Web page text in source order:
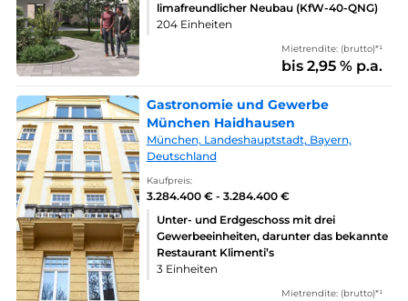
limafreundlicher Neubau (KfW-40-QNG)
204 Einheiten
Mietrendite: (brutto)*¹
bis 2,95 % p.a.
Gastronomie und Gewerbe
München Haidhausen
München, Landeshauptstadt, Bayern,
Deutschland
Kaufpreis:
3.284.400 € - 3.284.400 €
Unter- und Erdgeschoss mit drei
Gewerbeeinheiten, darunter das bekannte
Restaurant Klimenti’s
3 Einheiten
Mietrendite: (brutto)*¹